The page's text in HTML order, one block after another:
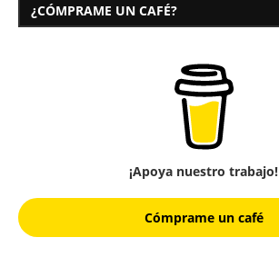
¿CÓMPRAME UN CAFÉ?
¡Apoya nuestro trabajo!
Cómprame un café